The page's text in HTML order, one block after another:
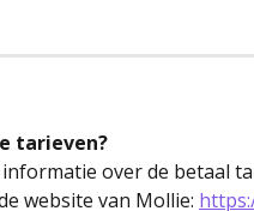
tarieven?
over de betaal
website van Mollie: